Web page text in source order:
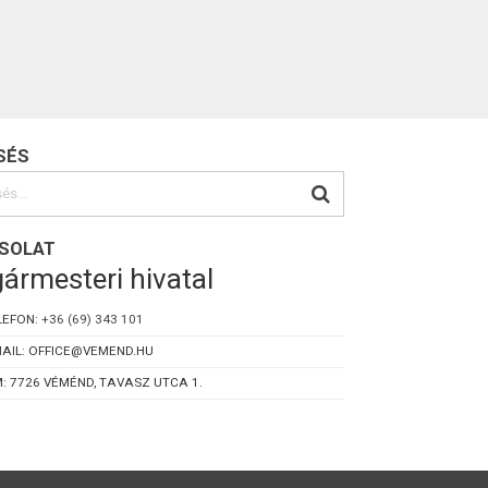
hivatal
+36 (69) 343 101
OFFICE@VEMEND.HU
7726 VÉMÉND, TAVASZ UTCA 1.